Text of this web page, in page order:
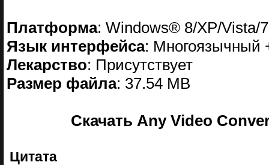
Платформа: Windows® 8/XP/Vista/7
Язык интерфейса: Многоязычный
Лекарство: Присутствует
Размер файла: 37.54 MB
Скачать Any Video
Цитата